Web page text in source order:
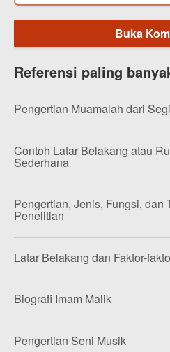
Buka
Referensi paling
Pengertian Muamalah dari
Contoh Latar Belakang atau
Sederhana
Pengertian, Jenis, Fungsi, dan
Penelitian
Latar Belakang dan Faktor-
Biografi Imam Malik
Pengertian Seni Musik